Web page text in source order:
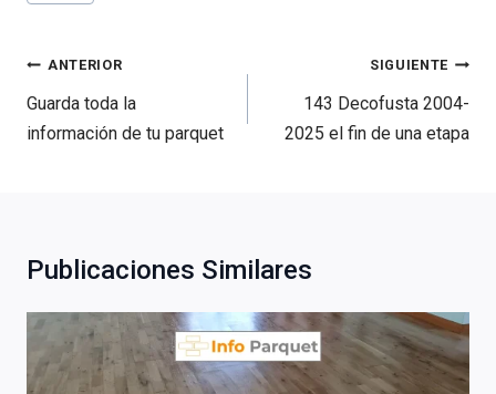
entrada:
Navegación
de
entradas
ANTERIOR
Guarda toda la
información de tu parquet
SIGUIENTE
143 Decofusta 2004-
2025 el fin de una etapa
Publicaciones Similares